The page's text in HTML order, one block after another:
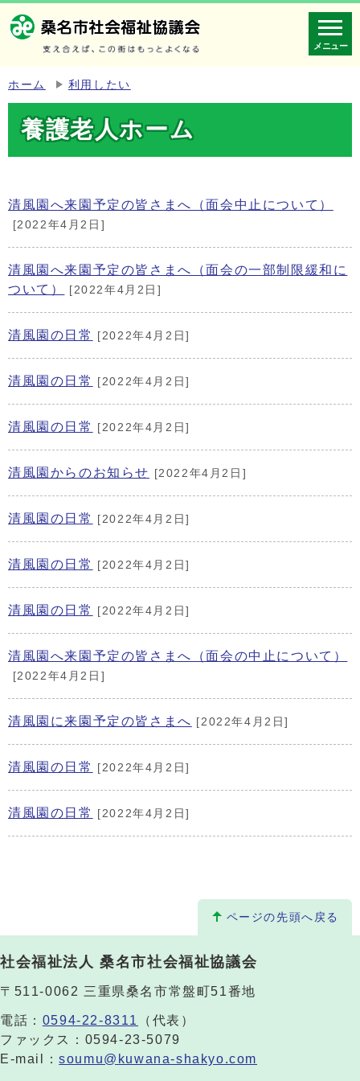
メニュー
ホーム 利用したい
養護老人ホーム
清風園へ来園予定の皆さまへ（面会中止について）
[2022年4月2日]
清風園へ来園予定の皆さまへ（面会の一部制限緩和に
ついて）
[2022年4月2日]
清風園の日常 [2022年4月2日]
清風園の日常 [2022年4月2日]
清風園の日常 [2022年4月2日]
清風園からのお知らせ [2022年4月2日]
清風園の日常 [2022年4月2日]
清風園の日常 [2022年4月2日]
清風園の日常 [2022年4月2日]
清風園へ来園予定の皆さまへ（面会の中止について）
[2022年4月2日]
清風園に来園予定の皆さまへ [2022年4月2日]
清風園の日常 [2022年4月2日]
清風園の日常 [2022年4月2日]
ページの先頭へ戻る
社会福祉法人 桑名市社会福祉協議会
〒511-0062 三重県桑名市常盤町51番地
電話： 0594-22-8311
（代表）
ファックス：0594-23-5079
E-mail：soumu@kuwana-shakyo.com